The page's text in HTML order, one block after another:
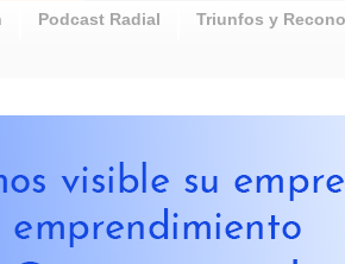
Podcast Radial Triunfos y